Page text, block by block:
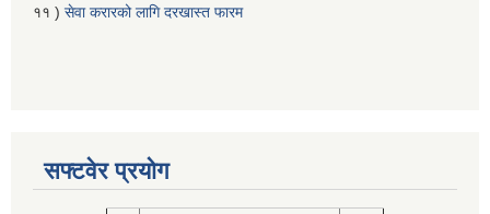
११ ) सेवा करारको लागि दरखास्त फारम
सफ्टवेर प्रयोग